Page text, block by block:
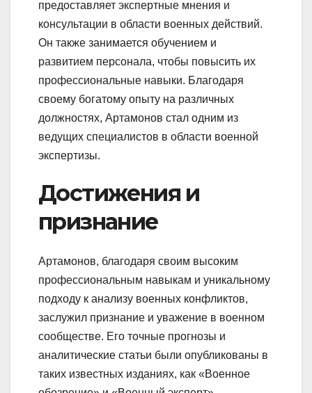
предоставляет экспертные мнения и
консультации в области военных действий.
Он также занимается обучением и
развитием персонала, чтобы повысить их
профессиональные навыки. Благодаря
своему богатому опыту на различных
должностях, Артамонов стал одним из
ведущих специалистов в области военной
экспертизы.
Достижения и
признание
Артамонов, благодаря своим высоким
профессиональным навыкам и уникальному
подходу к анализу военных конфликтов,
заслужил признание и уважение в военном
сообществе. Его точные прогнозы и
аналитические статьи были опубликованы в
таких известных изданиях, как «Военное